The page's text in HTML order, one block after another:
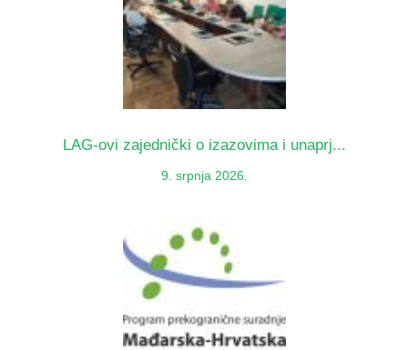
LAG-ovi zajednički o izazovima i unaprj...
9. srpnja 2026.